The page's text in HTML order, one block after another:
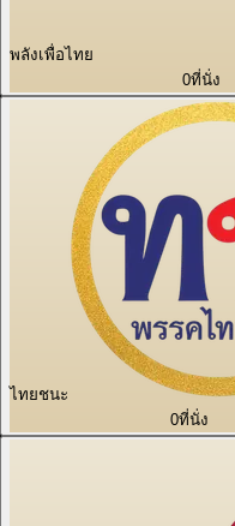
พลังเพื่อไทย
0ที่นั่ง
ไทยชนะ
0ที่นั่ง